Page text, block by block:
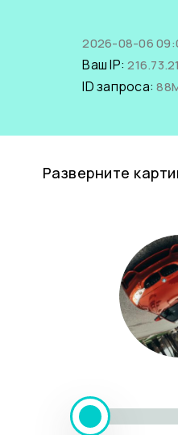
2026-08-06
Ваш IP:
ID запроса:
Разверните